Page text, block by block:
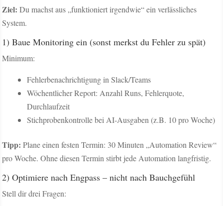
Ziel: Du machst aus „funktioniert irgendwie“ ein verlässliches
System.
1) Baue Monitoring ein (sonst merkst du Fehler zu spät)
Minimum:
Fehlerbenachrichtigung in Slack/Teams
Wöchentlicher Report: Anzahl Runs, Fehlerquote,
Durchlaufzeit
Stichprobenkontrolle bei AI-Ausgaben (z.B. 10 pro Woche)
Tipp: Plane einen festen Termin: 30 Minuten „Automation Review“
pro Woche. Ohne diesen Termin stirbt jede Automation langfristig.
2) Optimiere nach Engpass – nicht nach Bauchgefühl
Stell dir drei Fragen: